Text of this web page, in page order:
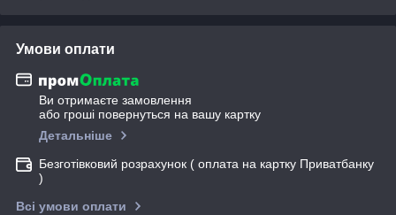
Умови оплати
Ви отримаєте замовлення
або гроші повернуться на вашу картку
Детальніше
Безготівковий розрахунок ( оплата на картку Приватбанку
)
Всі умови оплати